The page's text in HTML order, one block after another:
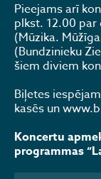
Pieejams arī
plkst. 12.00
(Mūzika.
(Bundzinieku
šiem diviem
Biļetes
kasēs un
Koncertu
programmas